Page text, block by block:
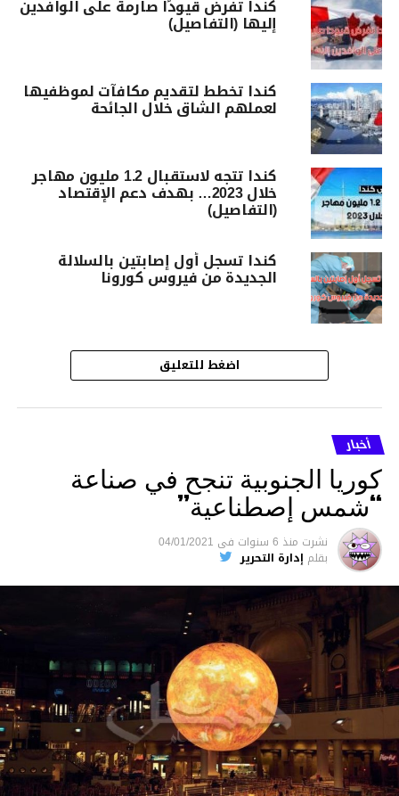
كندا تفرض قيودًا صارمة على الوافدين
إليها (التفاصيل)
كندا تخطط لتقديم مكافآت لموظفيها
لعملهم الشاق خلال الجائحة
كندا تتجه لاستقبال 1.2 مليون مهاجر
خلال 2023… بهدف دعم الإقتصاد
(التفاصيل)
كندا تسجل أول إصابتين بالسلالة
الجديدة من فيروس كورونا
اضغط للتعليق
أخبار
كوريا الجنوبية تنجح في صناعة
“شمس إصطناعية”
نشرت منذ 6 سنوات فى 04/01/2021
بقلم إدارة التحرير